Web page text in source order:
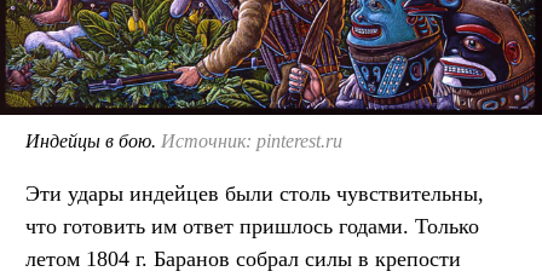
Индейцы в бою. Источник: pinterest.ru
Эти удары индейцев были столь чувствительны,
что готовить им ответ пришлось годами. Только
летом 1804 г. Баранов собрал силы в крепости